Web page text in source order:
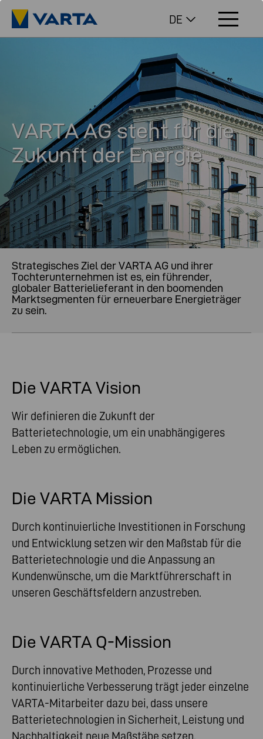
DE
VARTA AG steht für die
Zukunft der Energie
Strategisches Ziel der VARTA AG und ihrer
Tochterunternehmen ist es, ein führender,
globaler Batterielieferant in den boomenden
Marktsegmenten für erneuerbare Energieträger
zu sein.
Die VARTA Vision
Wir definieren die Zukunft der
Batterietechnologie, um ein unabhängigeres
Leben zu ermöglichen.
Die VARTA Mission
Durch kontinuierliche Investitionen in Forschung
und Entwicklung setzen wir den Maßstab für die
Batterietechnologie und die Anpassung an
Kundenwünsche, um die Marktführerschaft in
unseren Geschäftsfeldern anzustreben.
Die VARTA Q-Mission
Durch innovative Methoden, Prozesse und
kontinuierliche Verbesserung trägt jeder einzelne
VARTA-Mitarbeiter dazu bei, dass unsere
Batterietechnologien in Sicherheit, Leistung und
Nachhaltigkeit neue Maßstäbe setzen.